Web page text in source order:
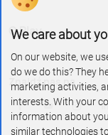
O Play
Znajdź nas na
We care about
On our website, we
do we do this? They
marketing activities,
interests. With your
information about
similar technologies